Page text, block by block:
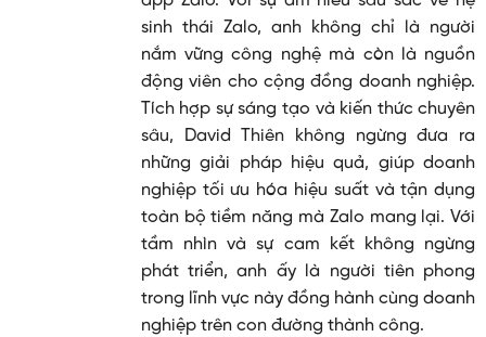
sinh thái Zalo, anh không chỉ là người
nắm vững công nghệ mà còn là nguồn
động viên cho cộng đồng doanh nghiệp.
Tích hợp sự sáng tạo và kiến thức chuyên
sâu, David Thiên không ngừng đưa ra
những giải pháp hiệu quả, giúp doanh
nghiệp tối ưu hóa hiệu suất và tận dụng
toàn bộ tiềm năng mà Zalo mang lại. Với
tầm nhìn và sự cam kết không ngừng
phát triển, anh ấy là người tiên phong
trong lĩnh vực này đồng hành cùng doanh
nghiệp trên con đường thành công.